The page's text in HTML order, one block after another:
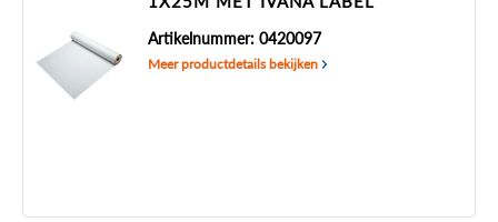
Artikelnummer: 0420097
Meer productdetails bekijken